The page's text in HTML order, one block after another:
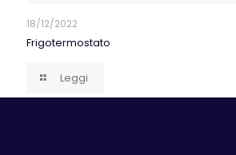
18/12/2022
Frigotermostato
Leggi